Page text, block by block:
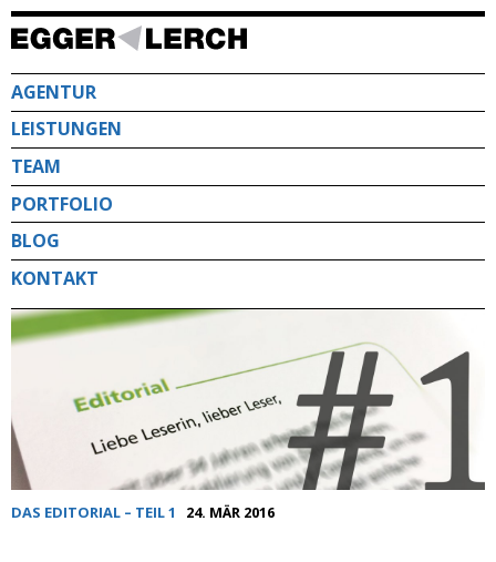
Direkt
zum
AGENTUR
LEISTUNGEN
TEAM
PORTFOLIO
BLOG
KONTAKT
DAS EDITORIAL – TEIL 1 24. MÄR 2016